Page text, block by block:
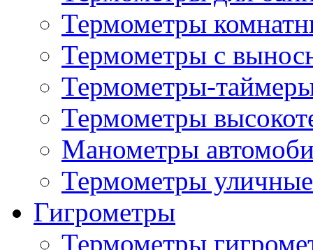
Термометры
Термометры с
Термометры-
Термометры
Манометры
Термометры уличные
Гигрометры
Термометры